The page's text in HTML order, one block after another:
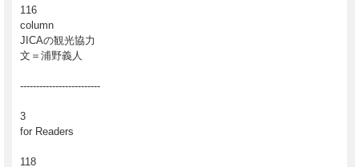
116
column
JICAの観光協力
文＝浦野義人
-------------------------
3
for Readers
118